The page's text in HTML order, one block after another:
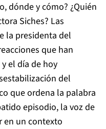
dónde y cómo? ¿Quién
Siches? Las
la presidenta del
que han
el día de hoy
del
que ordena la palabra
episodio, la voz de
en un contexto